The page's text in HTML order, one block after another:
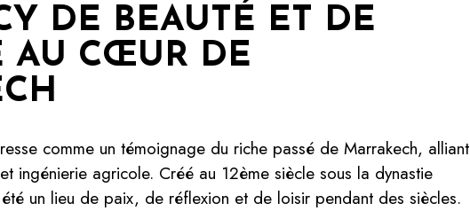
DE BEAUTÉ ET DE
AU CŒUR DE
comme un témoignage du riche passé de Marrakech, alliant
ingénierie agricole. Créé au 12ème siècle sous la dynastie
un lieu de paix, de réflexion et de loisir pendant des siècles.